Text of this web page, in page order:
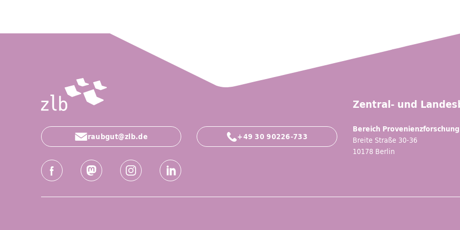
Zentral- und
raubgut@zlb.de +49 30 90226-733
Social-Media Kanäle der ZLB
Bereich Provenienzforschung
Breite Straße 30-36
10178 Berlin